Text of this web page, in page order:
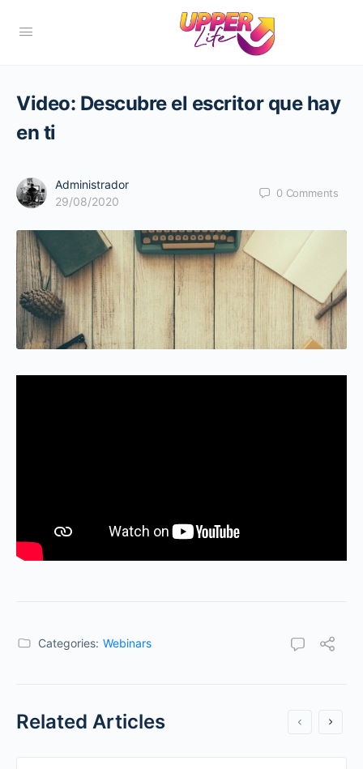
Video: Descubre el escritor que hay
en ti
Administrador
29/08/2020
0 Comments
Categories: Webinars
Related Articles